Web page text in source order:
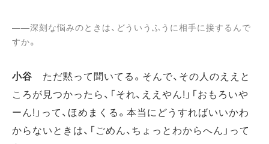
――深刻な悩みのときは、どういうふうに相手に接するんで
すか。
小谷 ただ黙って聞いてる。そんで、その人のええと
ころが見つかったら、「それ、ええやん!」「おもろいや
ーん!」って、ほめまくる。本当にどうすればいいかわ
からないときは、「ごめん、ちょっとわからへん」って